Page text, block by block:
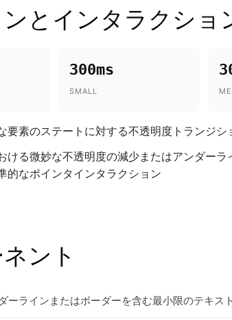
とインタラクショ
300ms
SMALL
要素のステートに対する不透明度トランジ
ける微妙な不透明度の減少またはアンダー
的なポインタインタラクション
ント
ーラインまたはボーダーを含む最小限のテキス